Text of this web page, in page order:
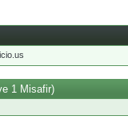
1 Misafir)